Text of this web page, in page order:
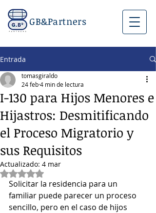
GB&Partners
Entrada
I-130 para Hijos Menores e
Hijastros: Desmitificando
el Proceso Migratorio y
sus Requisitos
tomasgiraldo
24 feb4 min de lectura
Actualizado: 4 mar
Obtuvo NaN de 5 estrellas.
Solicitar la residencia para un
familiar puede parecer un proceso
sencillo, pero en el caso de hijos